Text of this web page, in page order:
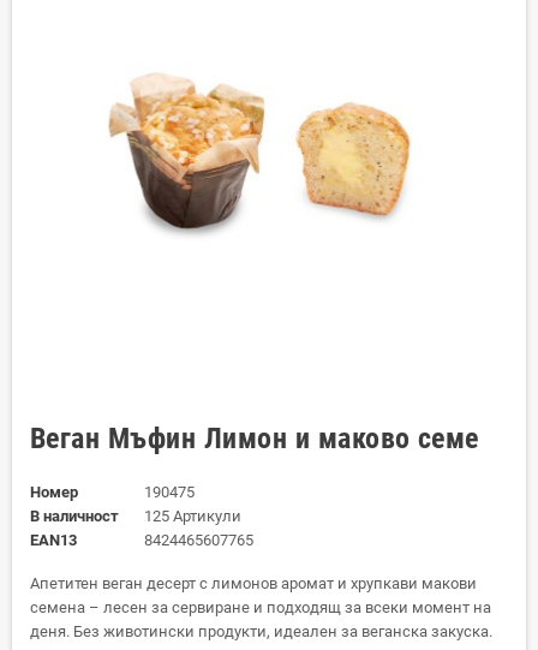
Веган Мъфин Лимон и маково семе
Номер
190475
В наличност
125 Артикули
EAN13
8424465607765
Апетитен веган десерт с лимонов аромат и хрупкави макови
семена – лесен за сервиране и подходящ за всеки момент на
деня. Без животински продукти, идеален за веганска закуска.